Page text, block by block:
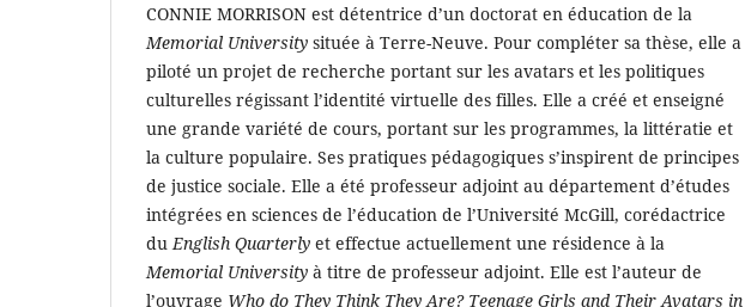
CONNIE MORRISON est détentrice d’un doctorat en éducation de la
Memorial University située à Terre-Neuve. Pour compléter sa thèse, elle a
piloté un projet de recherche portant sur les avatars et les politiques
culturelles régissant l’identité virtuelle des filles. Elle a créé et enseigné
une grande variété de cours, portant sur les programmes, la littératie et
la culture populaire. Ses pratiques pédagogiques s’inspirent de principes
de justice sociale. Elle a été professeur adjoint au département d’études
intégrées en sciences de l’éducation de l’Université McGill, corédactrice
duEnglish Quarterly et effectue actuellement une résidence à la
Memorial University à titre de professeur adjoint. Elle est l’auteur de
l’ouvrage Who do They Think They Are? Teenage Girls and Their Avatars in